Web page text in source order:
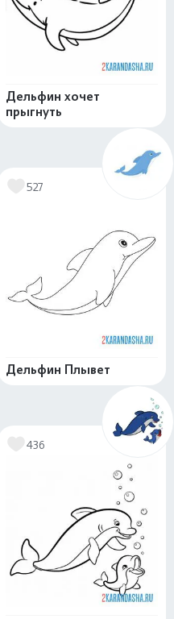
Дельфин хочет
прыгнуть
527
Дельфин Плывет
436